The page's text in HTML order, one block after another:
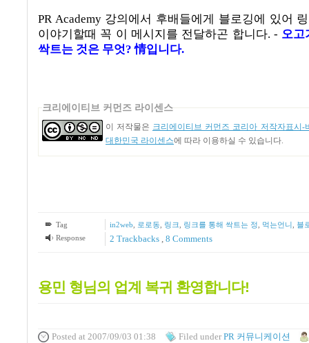
PR Academy 강의에서 후배들에게 블로깅에 있어
이야기할때 꼭 이 메시지를 전달하곤 합니다. - 오고
싹트는 것은 무엇? 情입니다.
크리에이티브 커먼즈 라이센스
이 저작물은 크리에이티브 커먼즈 코리아 저작자표시-
대한민국 라이센스에 따라 이용하실 수 있습니다.
Tag in2web 로로동 링크 링크를 통해 싹트는 정 먹는언니 블
Response
2 Trackbacks , 8 Comments
용민 형님의 업계 복귀 환영합니다!
Posted at 2007/09/03 01:38 Filed under PR 커뮤니케이션